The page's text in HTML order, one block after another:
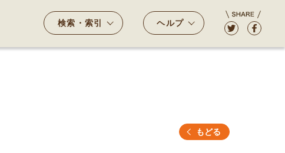
検索・索引 ヘルプ
もどる